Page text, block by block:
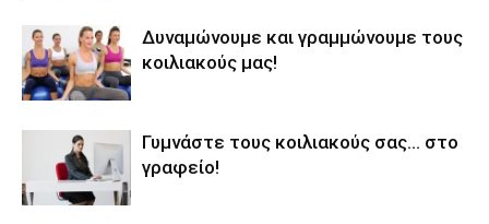
Δυναμώνουμε και γραμμώνουμε τους
κοιλιακούς μας!
Γυμνάστε τους κοιλιακούς σας… στο
γραφείο!